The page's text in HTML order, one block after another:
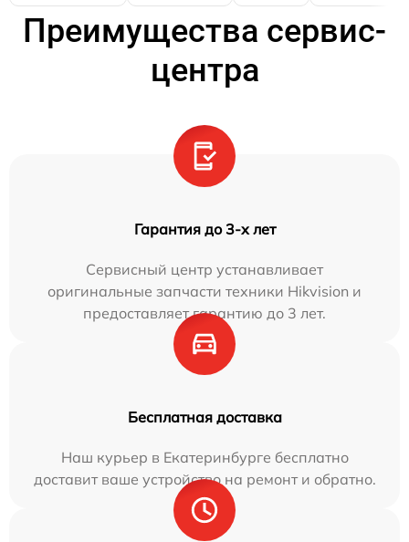
Преимущества сервис-
центра
Гарантия до 3-х лет
Сервисный центр устанавливает
оригинальные запчасти техники Hikvision и
предоставляет гарантию до 3 лет.
Бесплатная доставка
Наш курьер в Екатеринбурге бесплатно
доставит ваше устройство на ремонт и обратно.